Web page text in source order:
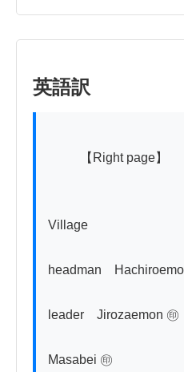
英語訳
Village
headman　
leader　Jirozaemon ㊞
Masabei ㊞